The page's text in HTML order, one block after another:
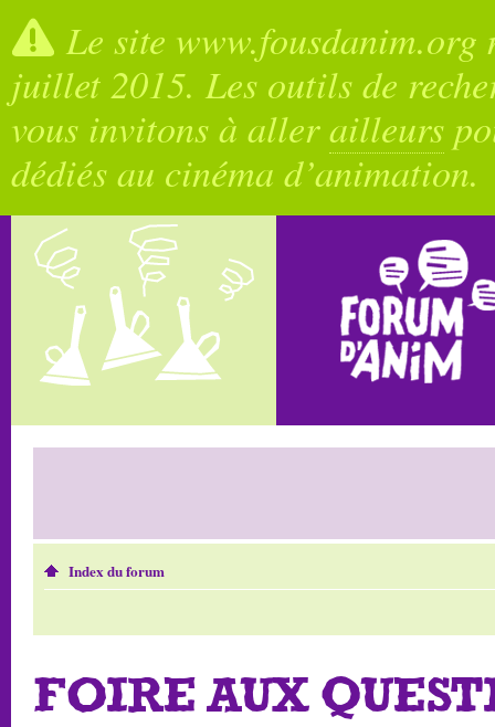
Le site
juillet 2015. Les outils de
vous invitons à allerailleurs
dédiés au cinéma d’animation.
Index du forum
FOIRE AUX